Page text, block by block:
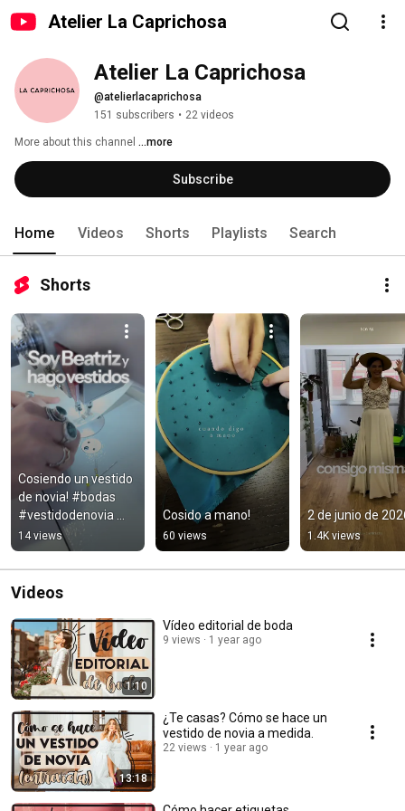
Atelier La Caprichosa
Atelier La Caprichosa
@atelierlacaprichosa
151 subscribers • 22 videos
More about this channel ...more
Subscribe
Home Videos Shorts Playlists Search
Shorts
Cosiendo un vestido
de novia! #bodas
#vestidodenovia
#atelierdenovia
14 views
Cosido a mano!
60 views
2 de junio de
1.4K views
Videos
1:10
Vídeo editorial de boda
9 views 1 year ago
13:18
¿Te casas? Cómo se hace un
vestido de novia a medida.
22 views 1 year ago